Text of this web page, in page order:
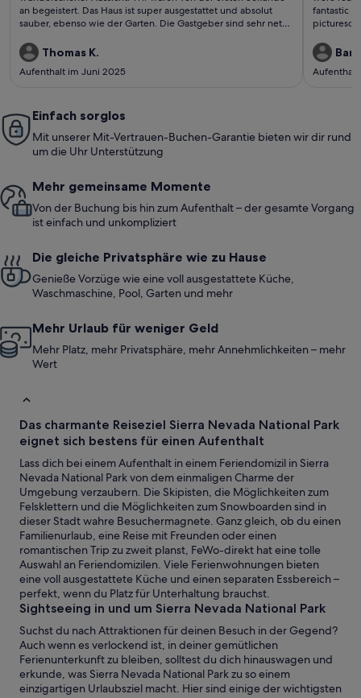
an begeistert. Das Haus ist super ausgestattet und absolut
sauber, ebenso wie der Garten. Die Gastgeber sind sehr nett,
Thomas K.
Aufenthalt im Juni 2025
fantastic
garden
for our
gave us
Einfach sorglos
Mit unserer Mit-Vertrauen-Buchen-Garantie bieten wir dir rund
um die Uhr Unterstützung
Mehr gemeinsame Momente
Von der Buchung bis hin zum Aufenthalt – der gesamte Vorgang
ist einfach und unkompliziert
Die gleiche Privatsphäre wie zu Hause
Genieße Vorzüge wie eine voll ausgestattete Küche,
Waschmaschine, Pool, Garten und mehr
Mehr Urlaub für weniger Geld
Mehr Platz, mehr Privatsphäre, mehr Annehmlichkeiten – mehr
Wert
Das charmante Reiseziel Sierra Nevada National Park
eignet sich bestens für einen Aufenthalt
Lass dich bei einem Aufenthalt in einem Feriendomizil in Sierra
Nevada National Park von dem einmaligen Charme der
Umgebung verzaubern. Die Skipisten, die Möglichkeiten zum
Felsklettern und die Möglichkeiten zum Snowboarden sind in
dieser Stadt wahre Besuchermagnete. Ganz gleich, ob du einen
Familienurlaub, eine Reise mit Freunden oder einen
romantischen Trip zu zweit planst, FeWo-direkt hat eine tolle
Auswahl an Feriendomizilen. Viele Ferienwohnungen bieten
eine voll ausgestattete Küche und einen separaten Essbereich –
perfekt, wenn du Platz für Unterhaltung brauchst.
Sightseeing in und um Sierra Nevada National Park
Suchst du nach Attraktionen für deinen Besuch in der Gegend?
Auch wenn es verlockend ist, in deiner gemütlichen
Ferienunterkunft zu bleiben, solltest du dich hinauswagen und
erkunde, was Sierra Nevada National Park zu so einem
einzigartigen Urlaubsziel macht. Hier sind einige der wichtigsten